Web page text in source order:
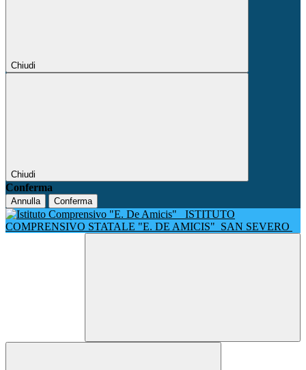
Chiudi
Chiudi
Conferma
Annulla Conferma
ISTITUTO
COMPRENSIVO STATALE "E. DE AMICIS" SAN SEVERO